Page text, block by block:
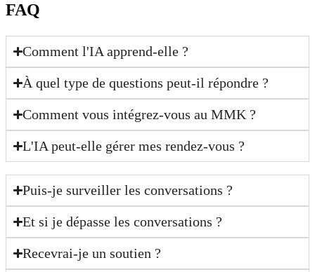
FAQ
Comment l'IA apprend-elle ?
À quel type de questions peut-il répondre ?
Comment vous intégrez-vous au MMK ?
L'IA peut-elle gérer mes rendez-vous ?
Puis-je surveiller les conversations ?
Et si je dépasse les conversations ?
Recevrai-je un soutien ?